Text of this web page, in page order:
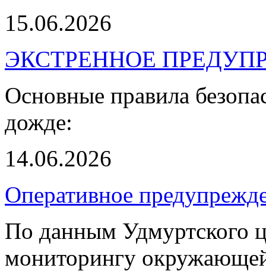
15.06.2026
ЭКСТРЕННОЕ
Основные правила
дожде:
14.06.2026
Оперативное
По данным Удмуртского
мониторингу